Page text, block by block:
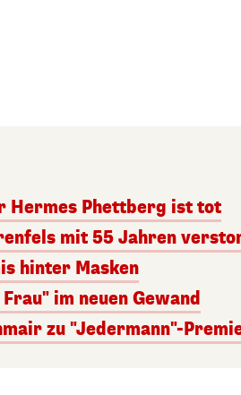
Hermes Phettberg ist tot
mit 55 Jahren
hinter Masken
im neuen Gewand
zu "Jedermann"-